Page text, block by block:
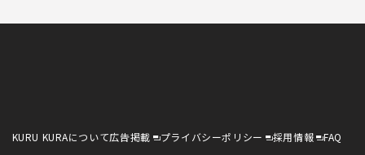
KURU KURAについて広告掲載 プライバシーポリシー 採用情報 FAQ